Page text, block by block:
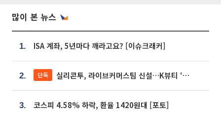
많이 본 뉴스
1. ISA 계좌, 5년마다 깨라고요? [이슈크래커]
2. 단독 실리콘투, 라이브커머스팀 신설…K뷰티 ‘글로벌 판매망’ 확대[K뷰티 라방戰]
3. 코스피 4.58% 하락, 환율 1420원대 [포토]